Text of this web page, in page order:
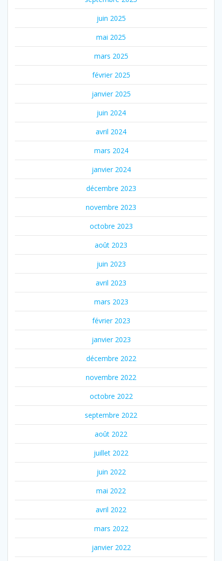
juin 2025
mai 2025
mars 2025
février 2025
janvier 2025
juin 2024
avril 2024
mars 2024
janvier 2024
décembre 2023
novembre 2023
octobre 2023
août 2023
juin 2023
avril 2023
mars 2023
février 2023
janvier 2023
décembre 2022
novembre 2022
octobre 2022
septembre 2022
août 2022
juillet 2022
juin 2022
mai 2022
avril 2022
mars 2022
janvier 2022